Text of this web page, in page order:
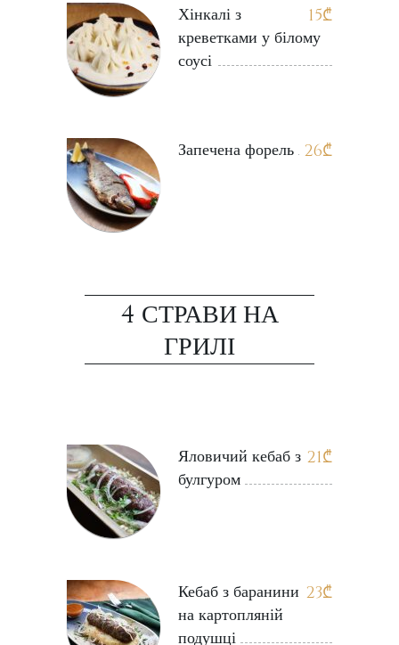
15₾
Хінкалі з
креветками у білому
соусі
26₾
Запечена форель
4 СТРАВИ НА
ГРИЛІ
21₾
Яловичий кебаб з
булгуром
23₾
Кебаб з баранини
на картопляній
подушці